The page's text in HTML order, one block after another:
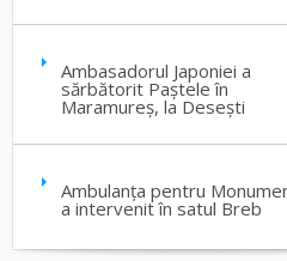
Ambasadorul Japoniei a
sărbătorit Paștele în
Maramureș, la Desești
Ambulanța pentru
a intervenit în satul Breb